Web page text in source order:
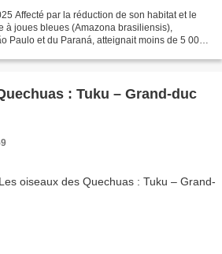
Affecté par la réduction de son habitat et le
à joues bleues (Amazona brasiliensis),
Paulo et du Paraná, atteignait moins de 5 000
: Tuku – Grand-duc